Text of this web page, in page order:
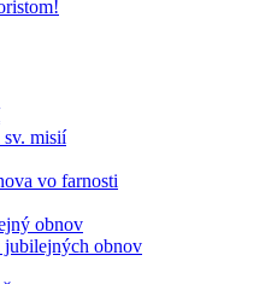
misií
vo farnosti
obnov
obnov